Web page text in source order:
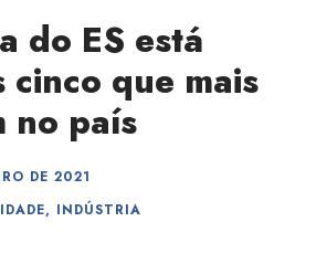
do ES está
cinco que mais
no país
DE 2021
, INDÚSTRIA